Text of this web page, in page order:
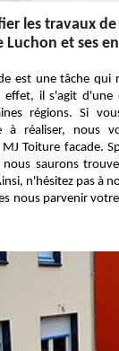
les travaux
Luchon et ses
est une tâche qui
effet, il s'agit
régions. Si
à réaliser, nous
Toiture facade.
nous saurons
n'hésitez pas à
nous parvenir